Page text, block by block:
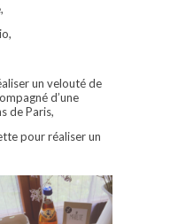
un velouté de
d’une
de Paris,
pour réaliser un